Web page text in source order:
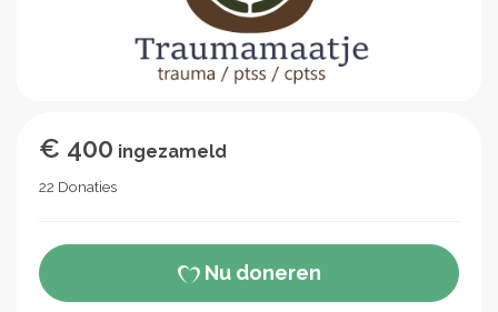
€ 400 ingezameld
22 Donaties
Nu doneren